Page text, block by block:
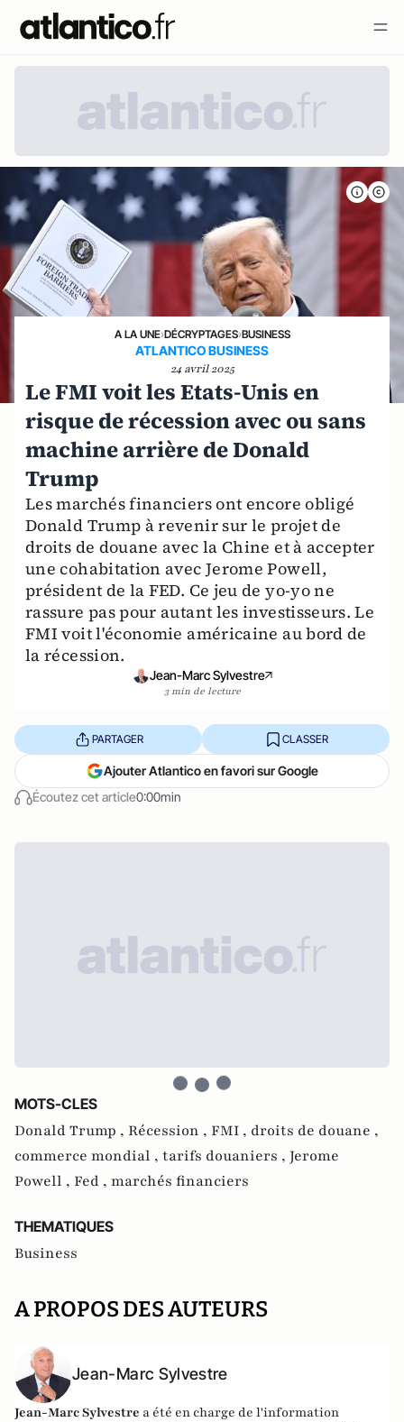
A LA UNE›DÉCRYPTAGES›BUSINESS
ATLANTICO BUSINESS
24 avril 2025
Le FMI voit les Etats-Unis en
risque de récession avec ou sans
machine arrière de Donald
Trump
Les marchés financiers ont encore obligé
Donald Trump à revenir sur le projet de
droits de douane avec la Chine et à accepter
une cohabitation avec Jerome Powell,
président de la FED. Ce jeu de yo-yo ne
rassure pas pour autant les investisseurs. Le
FMI voit l'économie américaine au bord de
la récession.
Jean-Marc Sylvestre
3 min de lecture
Écoutez cet article0:00min
PARTAGER CLASSER
Ajouter Atlantico en favori sur Google
MOTS-CLES
Donald Trump , Récession , FMI , droits de douane ,
commerce mondial , tarifs douaniers , Jerome
Powell , Fed , marchés financiers
THEMATIQUES
Business
A PROPOS DES AUTEURS
Jean-Marc Sylvestre
Jean-Marc Sylvestre a été en charge de l'information